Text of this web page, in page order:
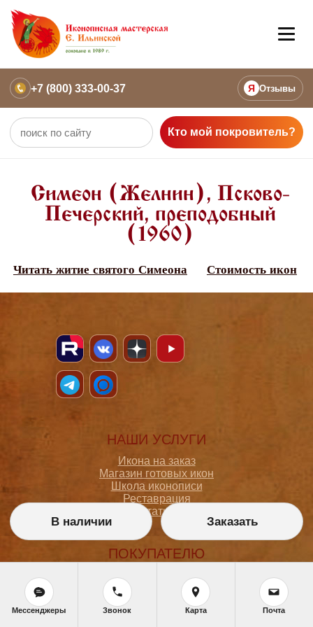
+7 (800) 333-00-37 Я Отзывы
Кто мой покровитель?
Симеон (Желнин), Псково-
Печерский, преподобный
(1960)
Читать житие святого Симеона Стоимость икон
НАШИ УСЛУГИ
Икона на заказ
Магазин готовых икон
Школа иконописи
Реставрация
Статьи
ПОКУПАТЕЛЮ
Как сделать заказ
Доставка и оплата
Политика конфиденциальности
В наличии Заказать
Мессенджеры Звонок Карта Почта